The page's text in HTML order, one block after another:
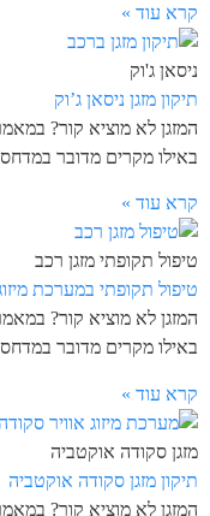
קרא עוד »
ניסאן ג'וק
תיקון מזגן ניסאן ג’וק
המזגן לא מוציא קור?
באילו מקרים מדובר במדחס
קרא עוד »
טיפול תקופתי מזגן רכב
טיפול תקופתי במערכת
המזגן לא מוציא קור?
באילו מקרים מדובר במדחס
קרא עוד »
מזגן סקודה אוקטביה
תיקון מזגן סקודה אוקטביה
המזגן לא מוציא קור?